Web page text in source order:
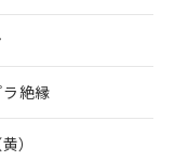
絶縁
）